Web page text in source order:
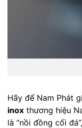
Hãy để Nam Phát
inox thương hiệu
là “nồi đồng cối